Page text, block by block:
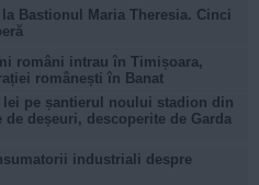
Bastionul Maria Theresia. Cinci
români intrau în Timișoara,
românești în Banat
lei pe șantierul noului stadion din
deșeuri, descoperite de Garda
industriali despre